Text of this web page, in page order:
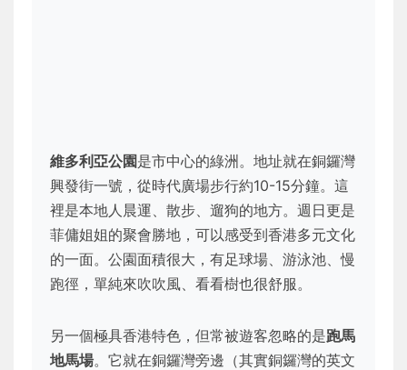
維多利亞公園是市中心的綠洲。地址就在銅鑼灣
興發街一號，從時代廣場步行約10-15分鐘。這
裡是本地人晨運、散步、遛狗的地方。週日更是
菲傭姐姐的聚會勝地，可以感受到香港多元文化
的一面。公園面積很大，有足球場、游泳池、慢
跑徑，單純來吹吹風、看看樹也很舒服。
另一個極具香港特色，但常被遊客忽略的是跑馬
地馬場。它就在銅鑼灣旁邊（其實銅鑼灣的英文